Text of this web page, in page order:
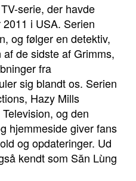
serie, der havde
i USA. Serien
og følger en detektiv,
de sidste af Grimms,
fra
sig blandt os. Serien
Hazy Mills
og den
hjemmeside giver fans
og opdateringer. Ud
kendt som Săn Lùng